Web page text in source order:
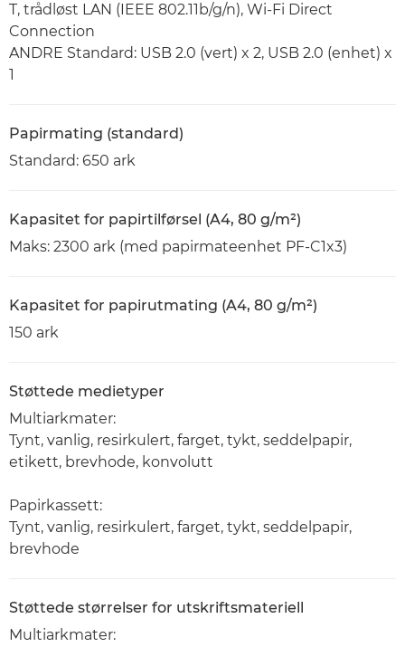
T, trådløst LAN (IEEE 802.11b/g/n), Wi-Fi Direct
Connection
ANDRE Standard: USB 2.0 (vert) x 2, USB 2.0 (enhet) x
1
Papirmating (standard)
Standard: 650 ark
Kapasitet for papirtilførsel (A4, 80 g/m²)
Maks: 2300 ark (med papirmateenhet PF-C1x3)
Kapasitet for papirutmating (A4, 80 g/m²)
150 ark
Støttede medietyper
Multiarkmater:
Tynt, vanlig, resirkulert, farget, tykt, seddelpapir,
etikett, brevhode, konvolutt
Papirkassett:
Tynt, vanlig, resirkulert, farget, tykt, seddelpapir,
brevhode
Støttede størrelser for utskriftsmateriell
Multiarkmater: